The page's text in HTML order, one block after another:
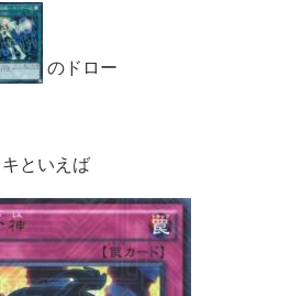
のドロー
といえば